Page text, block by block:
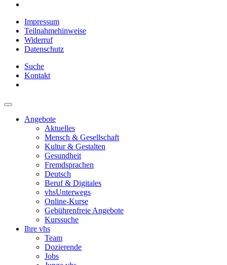
Impressum
Teilnahmehinweise
Widerruf
Datenschutz
Suche
Kontakt
Angebote
Aktuelles
Mensch & Gesellschaft
Kultur & Gestalten
Gesundheit
Fremdsprachen
Deutsch
Beruf & Digitales
vhsUnterwegs
Online-Kurse
Gebührenfreie Angebote
Kurssuche
Ihre vhs
Team
Dozierende
Jobs